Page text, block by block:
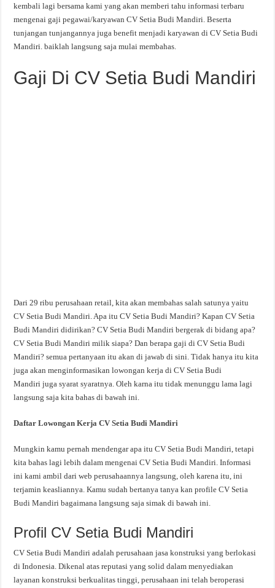
kembali lagi bersama kami yang akan memberi tahu informasi terbaru
mengenai gaji pegawai/karyawan CV Setia Budi Mandiri. Beserta
tunjangan tunjangannya juga benefit menjadi karyawan di CV Setia Budi
Mandiri. baiklah langsung saja mulai membahas.
Gaji Di CV Setia Budi Mandiri
Dari 29 ribu perusahaan retail, kita akan membahas salah satunya yaitu
CV Setia Budi Mandiri. Apa itu CV Setia Budi Mandiri? Kapan CV Setia
Budi Mandiri didirikan? CV Setia Budi Mandiri bergerak di bidang apa?
CV Setia Budi Mandiri milik siapa? Dan berapa gaji di CV Setia Budi
Mandiri? semua pertanyaan itu akan di jawab di sini. Tidak hanya itu kita
juga akan menginformasikan lowongan kerja di CV Setia Budi
Mandiri juga syarat syaratnya. Oleh karna itu tidak menunggu lama lagi
langsung saja kita bahas di bawah ini.
Daftar Lowongan Kerja CV Setia Budi Mandiri
Mungkin kamu pernah mendengar apa itu CV Setia Budi Mandiri, tetapi
kita bahas lagi lebih dalam mengenai CV Setia Budi Mandiri. Informasi
ini kami ambil dari web perusahaannya langsung, oleh karena itu, ini
terjamin keasliannya. Kamu sudah bertanya tanya kan profile CV Setia
Budi Mandiri bagaimana langsung saja simak di bawah ini.
Profil CV Setia Budi Mandiri
CV Setia Budi Mandiri adalah perusahaan jasa konstruksi yang berlokasi
di Indonesia. Dikenal atas reputasi yang solid dalam menyediakan
layanan konstruksi berkualitas tinggi, perusahaan ini telah beroperasi